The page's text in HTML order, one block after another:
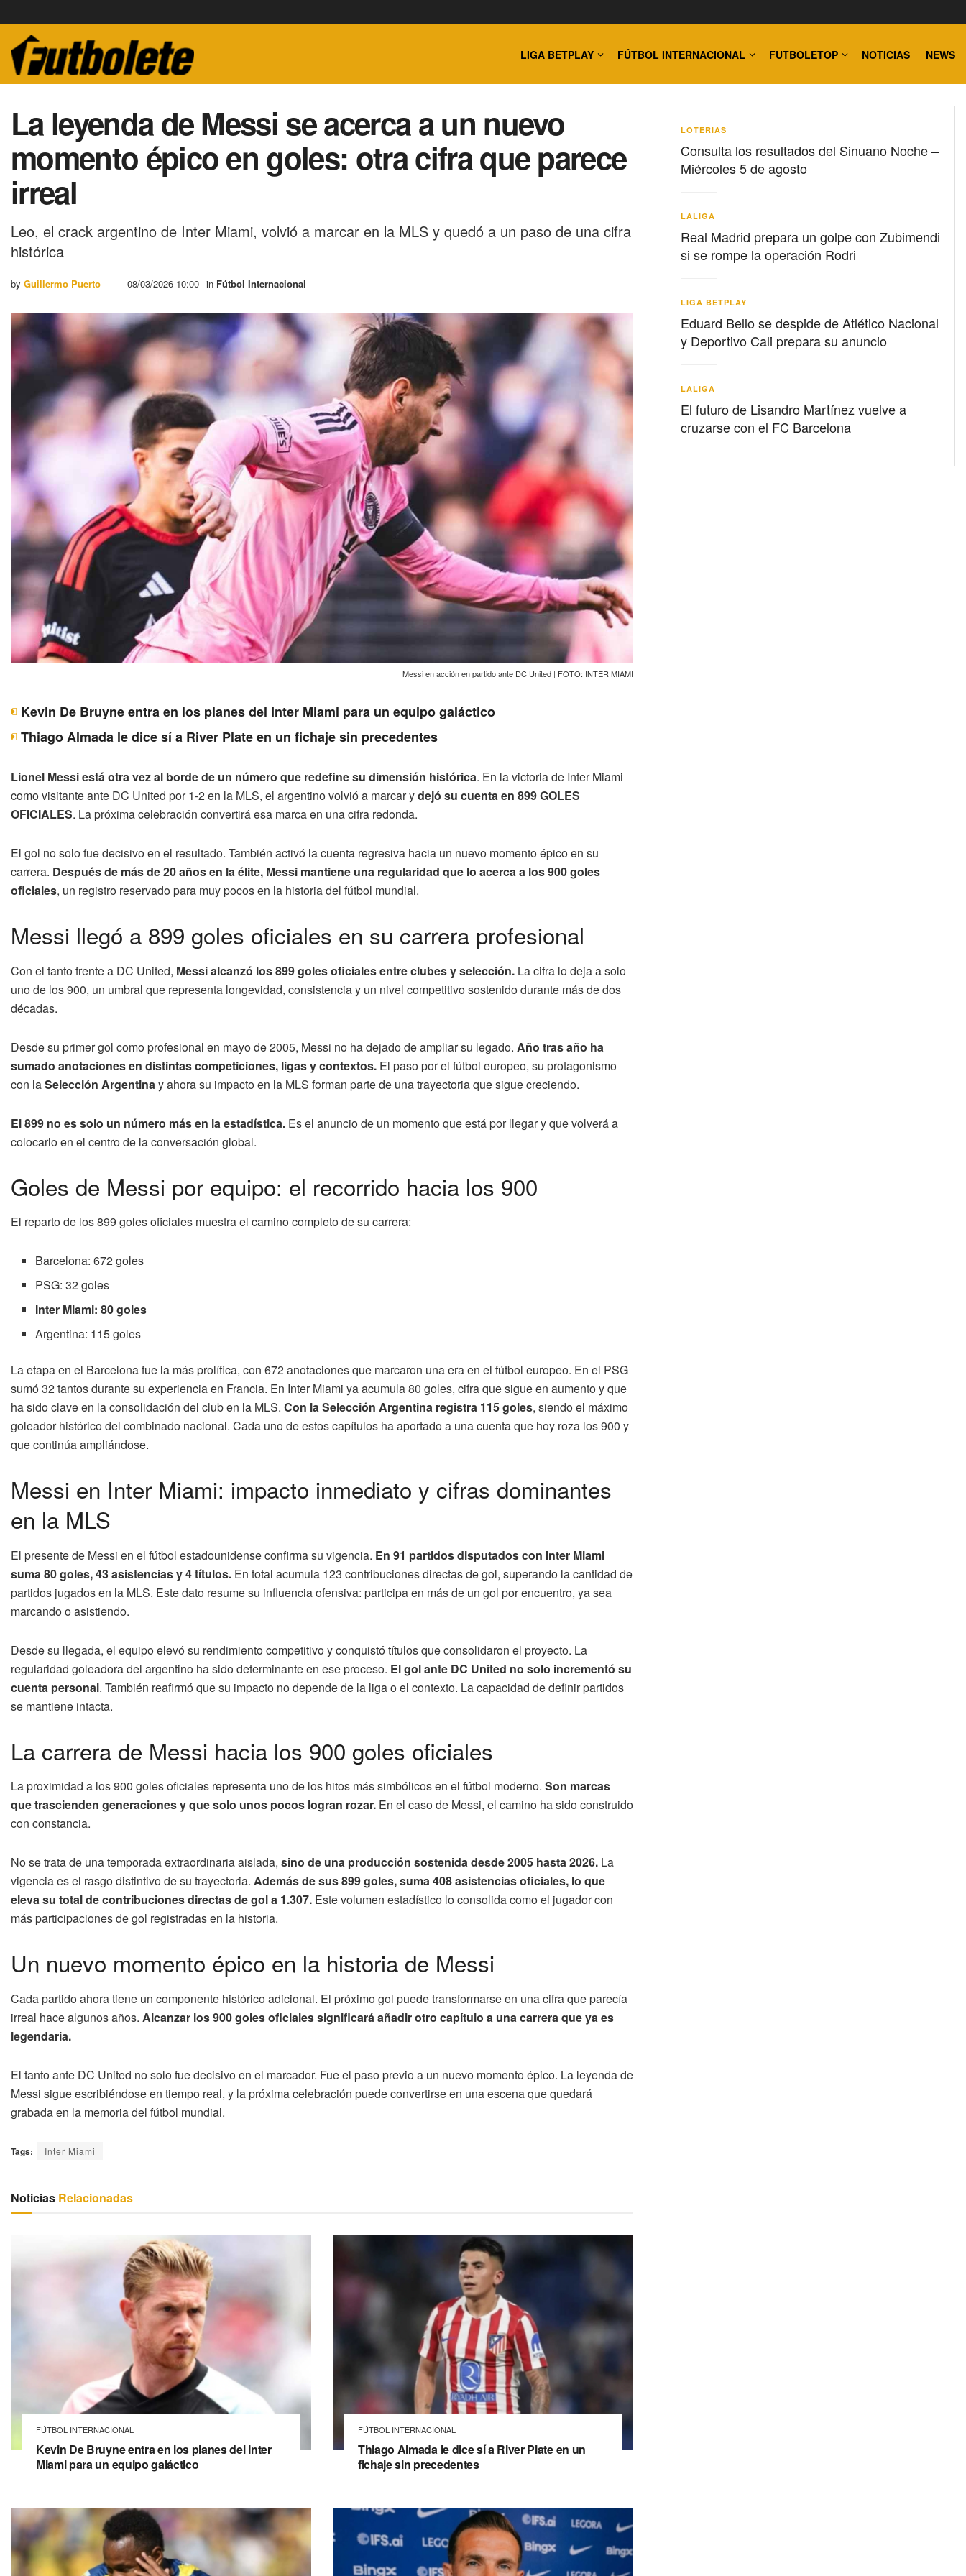
LIGA BETPLAY FÚTBOL INTERNACIONAL FUTBOLETOP NOTICIAS NEWS
La leyenda de Messi se acerca a un nuevo
momento épico en goles: otra cifra que parece
irreal
Leo, el crack argentino de Inter Miami, volvió a marcar en la MLS y quedó a un paso de una cifra
histórica
by Guillermo Puerto 08/03/2026 10:00 in Fútbol Internacional
Messi en acción en partido ante DC United | FOTO: INTER MIAMI
Kevin De Bruyne entra en los planes del Inter Miami para un equipo galáctico
Thiago Almada le dice sí a River Plate en un fichaje sin precedentes
Lionel Messi está otra vez al borde de un número que redefine su dimensión histórica. En la victoria de Inter Miami
como visitante ante DC United por 1-2 en la MLS, el argentino volvió a marcar ydejó su cuenta en 899 GOLES
OFICIALES. La próxima celebración convertirá esa marca en una cifra redonda.
El gol no solo fue decisivo en el resultado. También activó la cuenta regresiva hacia un nuevo momento épico en su
carrera. Después de más de 20 años en la élite, Messi mantiene una regularidad que lo acerca a los 900 goles
oficiales, un registro reservado para muy pocos en la historia del fútbol mundial.
Messi llegó a 899 goles oficiales en su carrera profesional
Con el tanto frente a DC United, Messi alcanzó los 899 goles oficiales entre clubes y selección. La cifra lo deja a solo
uno de los 900, un umbral que representa longevidad, consistencia y un nivel competitivo sostenido durante más de dos
décadas.
Desde su primer gol como profesional en mayo de 2005, Messi no ha dejado de ampliar su legado. Año tras año ha
sumado anotaciones en distintas competiciones, ligas y contextos. El paso por el fútbol europeo, su protagonismo
con laSelección Argentina y ahora su impacto en la MLS forman parte de una trayectoria que sigue creciendo.
El 899 no es solo un número más en la estadística. Es el anuncio de un momento que está por llegar y que volverá a
colocarlo en el centro de la conversación global.
Goles de Messi por equipo: el recorrido hacia los 900
El reparto de los 899 goles oficiales muestra el camino completo de su carrera:
Barcelona: 672 goles
PSG: 32 goles
Inter Miami: 80 goles
Argentina: 115 goles
La etapa en el Barcelona fue la más prolífica, con 672 anotaciones que marcaron una era en el fútbol europeo. En el PSG
sumó 32 tantos durante su experiencia en Francia. En Inter Miami ya acumula 80 goles, cifra que sigue en aumento y que
ha sido clave en la consolidación del club en la MLS. Con la Selección Argentina registra 115 goles, siendo el máximo
goleador histórico del combinado nacional. Cada uno de estos capítulos ha aportado a una cuenta que hoy roza los 900 y
que continúa ampliándose.
Messi en Inter Miami: impacto inmediato y cifras dominantes
en la MLS
El presente de Messi en el fútbol estadounidense confirma su vigencia. En 91 partidos disputados con Inter Miami
suma 80 goles, 43 asistencias y 4 títulos. En total acumula 123 contribuciones directas de gol, superando la cantidad de
partidos jugados en la MLS. Este dato resume su influencia ofensiva: participa en más de un gol por encuentro, ya sea
marcando o asistiendo.
Desde su llegada, el equipo elevó su rendimiento competitivo y conquistó títulos que consolidaron el proyecto. La
regularidad goleadora del argentino ha sido determinante en ese proceso. El gol ante DC United no solo incrementó su
cuenta personal. También reafirmó que su impacto no depende de la liga o el contexto. La capacidad de definir partidos
se mantiene intacta.
La carrera de Messi hacia los 900 goles oficiales
La proximidad a los 900 goles oficiales representa uno de los hitos más simbólicos en el fútbol moderno. Son marcas
que trascienden generaciones y que solo unos pocos logran rozar. En el caso de Messi, el camino ha sido construido
con constancia.
No se trata de una temporada extraordinaria aislada, sino de una producción sostenida desde 2005 hasta 2026. La
vigencia es el rasgo distintivo de su trayectoria. Además de sus 899 goles, suma 408 asistencias oficiales, lo que
eleva su total de contribuciones directas de gol a 1.307. Este volumen estadístico lo consolida como el jugador con
más participaciones de gol registradas en la historia.
Un nuevo momento épico en la historia de Messi
Cada partido ahora tiene un componente histórico adicional. El próximo gol puede transformarse en una cifra que parecía
irreal hace algunos años. Alcanzar los 900 goles oficiales significará añadir otro capítulo a una carrera que ya es
legendaria.
El tanto ante DC United no solo fue decisivo en el marcador. Fue el paso previo a un nuevo momento épico. La leyenda de
Messi sigue escribiéndose en tiempo real, y la próxima celebración puede convertirse en una escena que quedará
grabada en la memoria del fútbol mundial.
Tags: Inter Miami
Noticias Relacionadas
FÚTBOL INTERNACIONAL
Kevin De Bruyne entra en los planes del Inter
Miami para un equipo galáctico
FÚTBOL INTERNACIONAL
Thiago Almada le dice sí a River Plate en un
fichaje sin precedentes
LOTERIAS
Consulta los resultados del Sinuano Noche –
Miércoles 5 de agosto
LALIGA
Real Madrid prepara un golpe con Zubimendi
si se rompe la operación Rodri
LIGA BETPLAY
Eduard Bello se despide de Atlético Nacional
y Deportivo Cali prepara su anuncio
LALIGA
El futuro de Lisandro Martínez vuelve a
cruzarse con el FC Barcelona